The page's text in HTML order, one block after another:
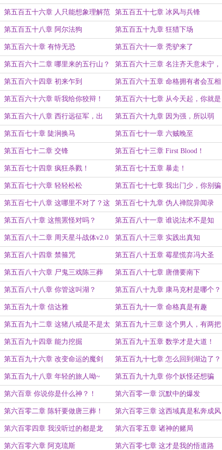
第五百五十六章 人只能想象理解范
围内的东西
第五百五十七章 冰风与兵锋
第五百五十八章 阿尔法狗 第五百五十九章 狂猎下场
第五百六十章 有恃无恐 第五百六十一章 秃驴来了
第五百六十二章 哪里来的五行山？ 第五百六十三章 名注齐天意未宁，
五行山下定心猿
第五百六十四章 初来乍到 第五百六十五章 命格拥有者会互相
吸引
第五百六十六章 听我给你狡辩！ 第五百六十七章 从今天起，你就是
唐三葬！
第五百六十八章 西行远征军，出
发！
第五百六十九章 因为强，所以弱
第五百七十章 陡涧换马 第五百七十一章 六贼晚至
第五百七十二章 交锋 第五百七十三章 First Blood！
第五百七十四章 疯狂杀戮！ 第五百七十五章 暴走！
第五百七十六章 轻轻松松 第五百七十七章 我出门少，你别骗
我
第五百七十八章 这哪里不对了？这
可太对了！
第五百七十九章 伪人禅院异闻录
第五百八十章 这熊罴怪对吗？ 第五百八十一章 谁说法术不是知
识？
第五百八十二章 周天星斗战体v2.0 第五百八十三章 实践出真知
第五百八十四章 禁箍咒 第五百八十五章 霉星慌弃冯大圣
第五百八十六章 尸鬼三戏陈三葬 第五百八十七章 唐僧要南下
第五百八十八章 你管这叫湖？ 第五百八十九章 康马克村是哪个？
第五百九十章 信达雅 第五百九十一章 命格真是有趣
第五百九十二章 这猪八戒是不是太
帅了点？
第五百九十三章 这个男人，有两把
刷子
第五百九十四章 能力挖掘 第五百九十五章 数学才是大道！
第五百九十六章 改变命运的魔剑 第五百九十七章 怎么回到湖边了？
第五百九十八章 年轻的旅人呦~ 第五百九十九章 你个妖怪还想骗
我？当我真唐僧啊？
第六百章 你说你是什么神？！ 第六百零一章 沉默中的爆发
第六百零二章 陈轩要做唐三葬！ 第六百零三章 这西域真是私奔成风
啊！
第六百零四章 我没听过的都是龙
套！
第六百零五章 诸神的赌局
第六百零六章 阿克琉斯 第六百零七章 这才是我的悟道路